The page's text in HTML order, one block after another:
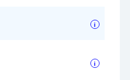
i
i